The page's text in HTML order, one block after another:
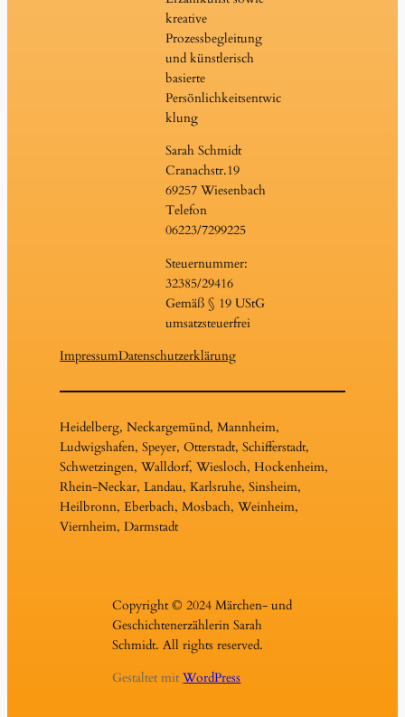
kreative
Prozessbegleitung
und künstlerisch
basierte
Persönlichkeitsentwic
klung
Sarah Schmidt
Cranachstr.19
69257 Wiesenbach
Telefon
06223/7299225
Steuernummer:
32385/29416
Gemäß § 19 UStG
umsatzsteuerfrei
ImpressumDatenschutzerklärung
Heidelberg, Neckargemünd, Mannheim,
Ludwigshafen, Speyer, Otterstadt, Schifferstadt,
Schwetzingen, Walldorf, Wiesloch, Hockenheim,
Rhein-Neckar, Landau, Karlsruhe, Sinsheim,
Heilbronn, Eberbach, Mosbach, Weinheim,
Viernheim, Darmstadt
Copyright © 2024 Märchen- und
Geschichtenerzählerin Sarah
Schmidt. All rights reserved.
Gestaltet mitWordPress